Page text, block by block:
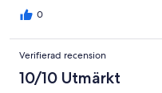
0
Verifierad recension
10/10 Utmärkt